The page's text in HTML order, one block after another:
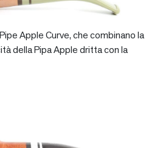
Apple Curve, che combinano la
della Pipa Apple dritta con la